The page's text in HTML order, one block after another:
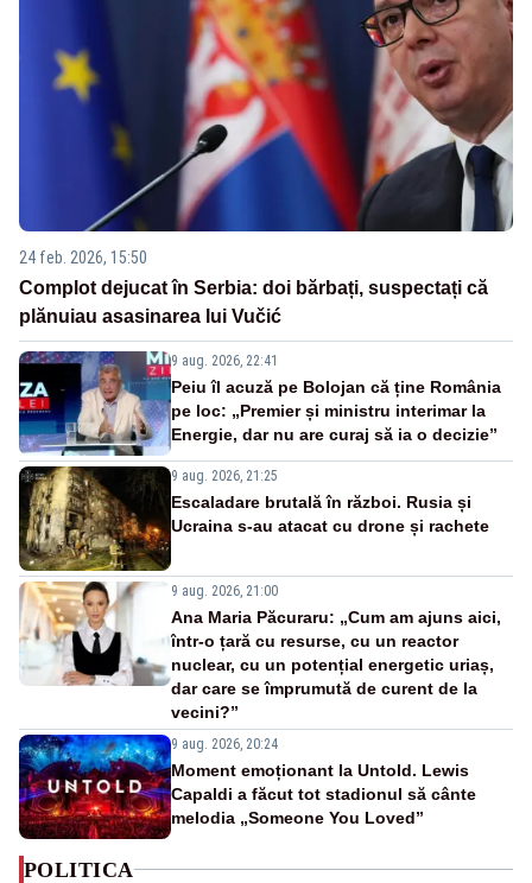
24 feb. 2026, 15:50
Complot dejucat în Serbia: doi bărbați, suspectați că
plănuiau asasinarea lui Vučić
9 aug. 2026, 22:41
Peiu îl acuză pe Bolojan că ține România
pe loc: „Premier și ministru interimar la
Energie, dar nu are curaj să ia o decizie”
9 aug. 2026, 21:25
Escaladare brutală în război. Rusia și
Ucraina s-au atacat cu drone și rachete
9 aug. 2026, 21:00
Ana Maria Păcuraru: „Cum am ajuns aici,
într-o țară cu resurse, cu un reactor
nuclear, cu un potențial energetic uriaș,
dar care se împrumută de curent de la
vecini?”
9 aug. 2026, 20:24
Moment emoționant la Untold. Lewis
Capaldi a făcut tot stadionul să cânte
melodia „Someone You Loved”
POLITICA